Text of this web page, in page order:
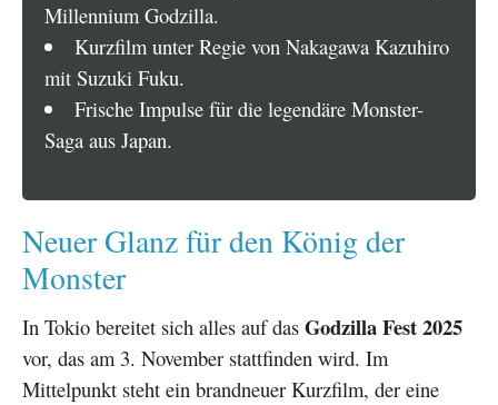
Millennium Godzilla.
Kurzfilm unter Regie von Nakagawa Kazuhiro
mit Suzuki Fuku.
Frische Impulse für die legendäre Monster-
Saga aus Japan.
Neuer Glanz für den König der
Monster
In Tokio bereitet sich alles auf das Godzilla Fest 2025
vor, das am 3. November stattfinden wird. Im
Mittelpunkt steht ein brandneuer Kurzfilm, der eine